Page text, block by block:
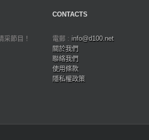
采節目！
CONTACTS
電郵 : info@d100.net
關於我們
聯絡我們
使用條款
隱私權政策